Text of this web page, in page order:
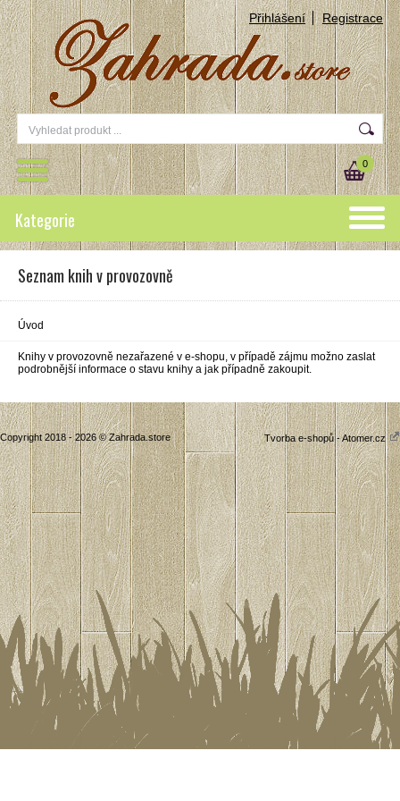
Přihlášení Registrace
0
Kategorie
Seznam knih v provozovně
Úvod
Knihy v provozovně nezařazené v e-shopu, v případě zájmu možno zaslat
podrobnější informace o stavu knihy a jak případně zakoupit.
Copyright 2018 - 2026 © Zahrada.store Tvorba e-shopů - Atomer.cz